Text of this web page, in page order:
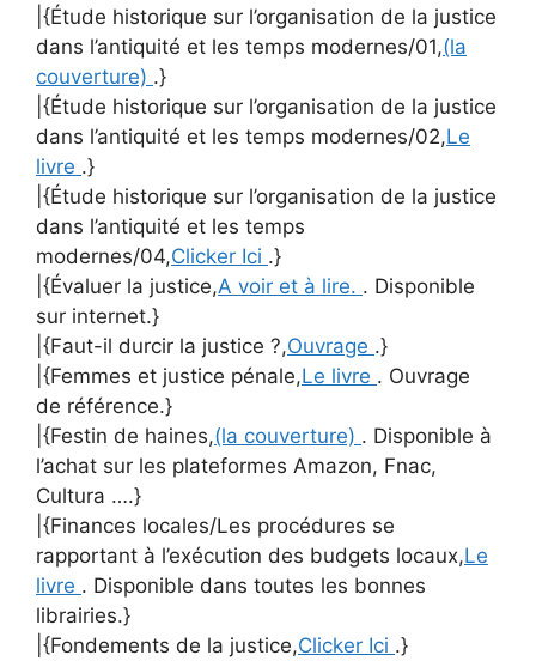
|{Étude historique sur l’organisation de la justice
dans l’antiquité et les temps modernes/01,(la
couverture) .}
|{Étude historique sur l’organisation de la justice
dans l’antiquité et les temps modernes/02,Le
livre .}
|{Étude historique sur l’organisation de la justice
dans l’antiquité et les temps
modernes/04,Clicker Ici .}
|{Évaluer la justice,A voir et à lire. . Disponible
sur internet.}
|{Faut-il durcir la justice ?,Ouvrage .}
|{Femmes et justice pénale,Le livre . Ouvrage
de référence.}
|{Festin de haines,(la couverture) . Disponible à
l’achat sur les plateformes Amazon, Fnac,
Cultura ….}
|{Finances locales/Les procédures se
rapportant à l’exécution des budgets locaux,Le
livre . Disponible dans toutes les bonnes
librairies.}
|{Fondements de la justice,Clicker Ici .}